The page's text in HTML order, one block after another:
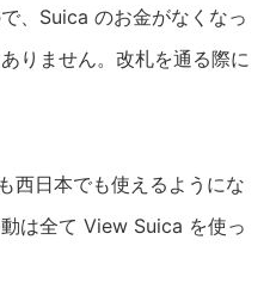
、Suica のお金がなくなっ
りません。改札を通る際に
西日本でも使えるようにな
は全て View Suica を使っ